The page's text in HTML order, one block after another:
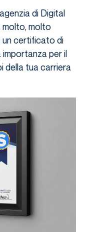
di Digital
molto, molto
un certificato di
importanza per il
della tua carriera